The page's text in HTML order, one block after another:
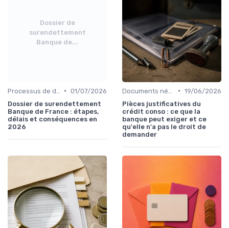
Dossier de
surendettement
Banque de...
• 01/07/2026
Dossier de surendettement
Banque de France : étapes,
délais et conséquences en
2026
• 19/06/2026
Pièces justificatives du
crédit conso : ce que la
banque peut exiger et ce
qu'elle n'a pas le droit de
demander